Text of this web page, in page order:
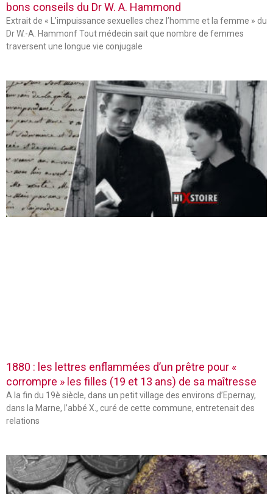
bons conseils du Dr W. A. Hammond
Extrait de « L’impuissance sexuelles chez l’homme et la femme » du
Dr W.-A. Hammonf Tout médecin sait que nombre de femmes
traversent une longue vie conjugale
1880 : les lettres enflammées d’un prêtre pour «
corrompre » les filles (19 et 13 ans) de sa maîtresse
A la fin du 19è siècle, dans un petit village des environs d’Epernay,
dans la Marne, l’abbé X., curé de cette commune, entretenait des
relations